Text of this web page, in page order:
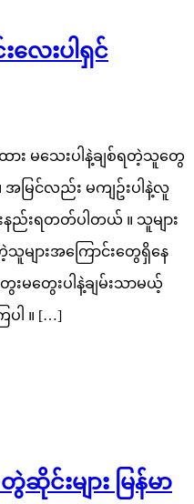
လေးပါရှင်
ား မသေးပါနဲ့ချစ်ရတဲ့သူတွေ
မြင်လည်း မကျဥ်းပါနဲ့လူ
နည်းရတတ်ပါတယ် ။ သူများ
ျားအကြောင်းတွေရှိနေ
မတွေးပါနဲ့ချမ်းသာမယ့်
ပါ ။ […]
င်းများ မြန်မာ